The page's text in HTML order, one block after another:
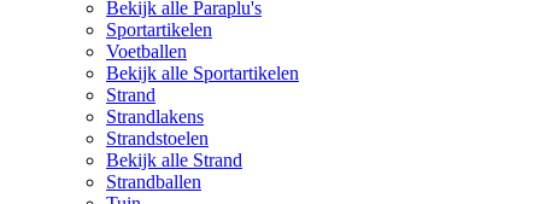
Bekijk alle Paraplu's
Sportartikelen
Voetballen
Bekijk alle Sportartikelen
Strand
Strandlakens
Strandstoelen
Bekijk alle Strand
Strandballen